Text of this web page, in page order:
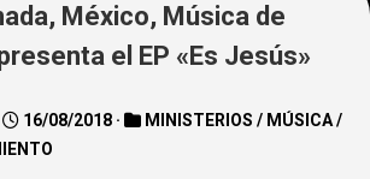
México, Música de
el EP «Es Jesús»
16/08/2018 · MINISTERIOS / MÚSICA/